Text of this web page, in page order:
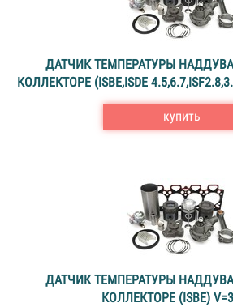
ДАТЧИК ТЕМПЕРАТУРЫ
КОЛЛЕКТОРЕ (ISBE,ISDE
купить
ДАТЧИК ТЕМПЕРАТУРЫ
КОЛЛЕКТОРЕ (ISBE)